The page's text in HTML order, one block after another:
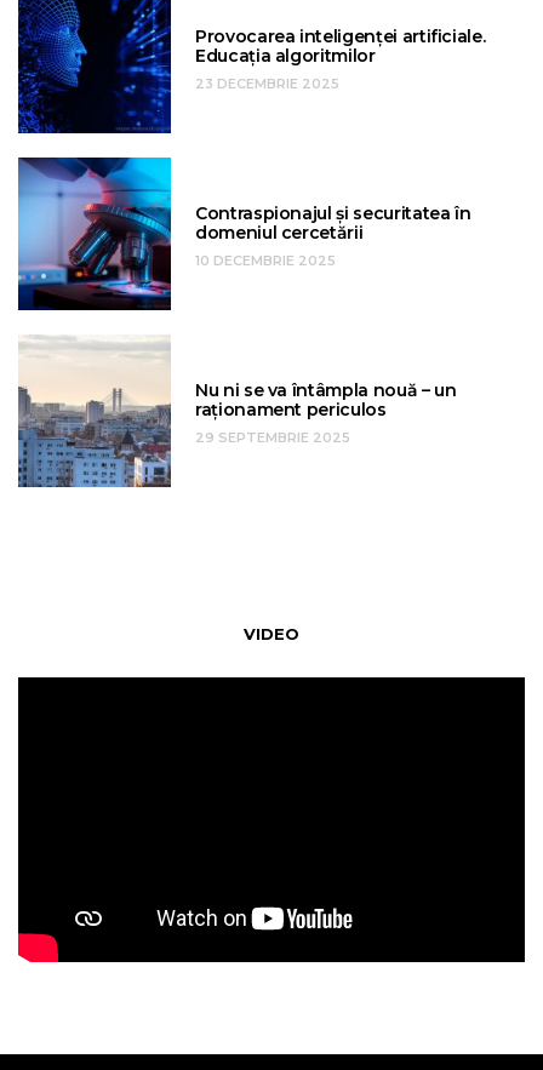
Provocarea inteligenței artificiale.
Educația algoritmilor
23 DECEMBRIE 2025
Contraspionajul și securitatea în
domeniul cercetării
10 DECEMBRIE 2025
Nu ni se va întâmpla nouă – un
raționament periculos
29 SEPTEMBRIE 2025
VIDEO